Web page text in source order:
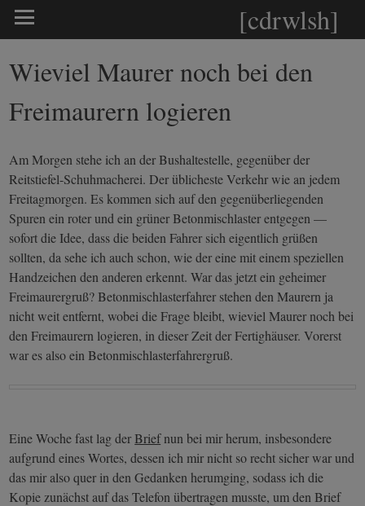
[cdrwlsh]
Wieviel Maurer noch bei den
Freimaurern logieren
Am Morgen stehe ich an der Bushaltestelle, gegenüber der
Reitstiefel-Schuhmacherei. Der üblicheste Verkehr wie an jedem
Freitagmorgen. Es kommen sich auf den gegenüberliegenden
Spuren ein roter und ein grüner Betonmischlaster entgegen —
sofort die Idee, dass die beiden Fahrer sich eigentlich grüßen
sollten, da sehe ich auch schon, wie der eine mit einem speziellen
Handzeichen den anderen erkennt. War das jetzt ein geheimer
Freimaurergruß? Betonmischlasterfahrer stehen den Maurern ja
nicht weit entfernt, wobei die Frage bleibt, wieviel Maurer noch bei
den Freimaurern logieren, in dieser Zeit der Fertighäuser. Vorerst
war es also ein Betonmischlasterfahrergruß.
Eine Woche fast lag derBriefnun bei mir herum, insbesondere
aufgrund eines Wortes, dessen ich mir nicht so recht sicher war und
das mir also quer in den Gedanken herumging, sodass ich die
Kopie zunächst auf das Telefon übertragen musste, um den Brief